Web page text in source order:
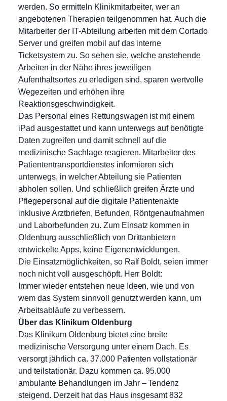
werden. So ermitteln Klinikmitarbeiter, wer an
angebotenen Therapien teilgenommen hat. Auch die
Mitarbeiter der IT-Abteilung arbeiten mit dem Cortado
Server und greifen mobil auf das interne
Ticketsystem zu. So sehen sie, welche anstehende
Arbeiten in der Nähe ihres jeweiligen
Aufenthaltsortes zu erledigen sind, sparen wertvolle
Wegezeiten und erhöhen ihre
Reaktionsgeschwindigkeit.
Das Personal eines Rettungswagen ist mit einem
iPad ausgestattet und kann unterwegs auf benötigte
Daten zugreifen und damit schnell auf die
medizinische Sachlage reagieren. Mitarbeiter des
Patiententransportdienstes informieren sich
unterwegs, in welcher Abteilung sie Patienten
abholen sollen. Und schließlich greifen Ärzte und
Pflegepersonal auf die digitale Patientenakte
inklusive Arztbriefen, Befunden, Röntgenaufnahmen
und Laborbefunden zu. Zum Einsatz kommen in
Oldenburg ausschließlich von Drittanbietern
entwickelte Apps, keine Eigenentwicklungen.
Die Einsatzmöglichkeiten, so Ralf Boldt, seien immer
noch nicht voll ausgeschöpft. Herr Boldt:
Immer wieder entstehen neue Ideen, wie und von
wem das System sinnvoll genutzt werden kann, um
Arbeitsabläufe zu verbessern.
Über das Klinikum Oldenburg
Das Klinikum Oldenburg bietet eine breite
medizinische Versorgung unter einem Dach. Es
versorgt jährlich ca. 37.000 Patienten vollstationär
und teilstationär. Dazu kommen ca. 95.000
ambulante Behandlungen im Jahr – Tendenz
steigend. Derzeit hat das Haus insgesamt 832